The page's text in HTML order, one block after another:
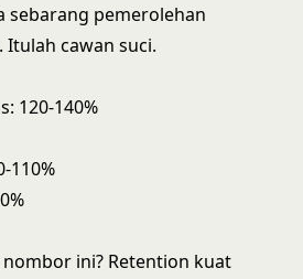
sebarang pemerolehan
cawan suci.
120-140%
110%
ini? Retention kuat